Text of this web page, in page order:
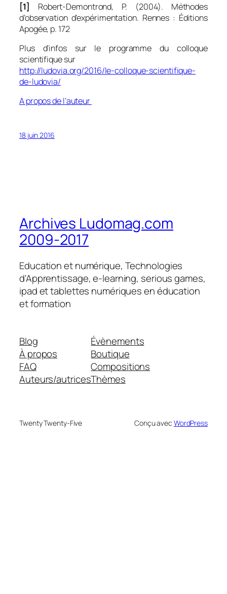
[1] Robert-Demontrond, P. (2004). Méthodes
d’observation d’expérimentation. Rennes : Éditions
Apogée, p. 172
Plus d’infos sur le programme du colloque
scientifique sur
http://ludovia.org/2016/le-colloque-scientifique-
de-ludovia/
A propos de l’auteur
18 juin 2016
Archives Ludomag.com
2009-2017
Education et numérique, Technologies
d'Apprentissage, e-learning, serious games,
ipad et tablettes numériques en éducation
et formation
Blog
À propos
FAQ
Auteurs/autrices
Évènements
Boutique
Compositions
Thèmes
Twenty Twenty-Five Conçu avec WordPress